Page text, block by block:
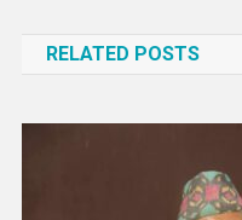
RELATED POSTS